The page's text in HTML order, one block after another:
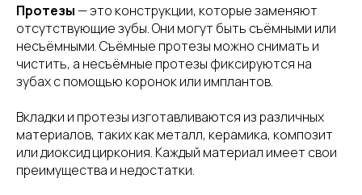
Протезы — это конструкции, которые заменяют
отсутствующие зубы. Они могут быть съёмными или
несъёмными. Съёмные протезы можно снимать и
чистить, а несъёмные протезы фиксируются на
зубах с помощью коронок или имплантов.
Вкладки и протезы изготавливаются из различных
материалов, таких как металл, керамика, композит
или диоксид циркония. Каждый материал имеет свои
преимущества и недостатки.